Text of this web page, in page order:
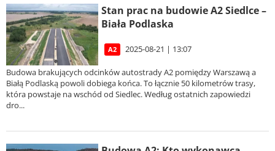
Stan prac na budowie A2 Siedlce –
Biała Podlaska
A2 2025-08-21 | 13:07
Budowa brakujących odcinków autostrady A2 pomiędzy Warszawą a
Białą Podlaską powoli dobiega końca. To łącznie 50 kilometrów trasy,
która powstaje na wschód od Siedlec. Według ostatnich zapowiedzi
dro...